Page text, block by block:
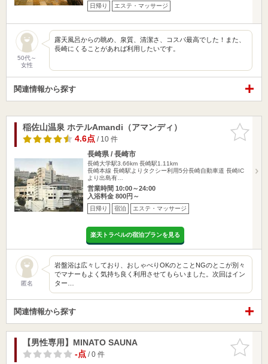
日帰り エステ・マッサージ
50代～
女性
露天風呂からの眺め、泉質、清潔さ、コスパ最高でした！また、
長崎にくることがあれば利用したいです。
関連情報から探す
お気に入
りに追加
稲佐山温泉 ホテルAmandi（アマンディ）
4.6点/ 10 件
長崎県 / 長崎市
長崎大学駅3.66km 長崎駅1.11km
長崎本線 長崎駅よりタクシー利用5分長崎自動車道 長崎IC
より出島有…
営業時間 10:00～24:00
入浴料金 800円～
日帰り 宿泊 エステ・マッサージ
楽天トラベルの宿泊プランを見る
匿名
岩盤浴は広々しており、おしゃべりOKのとことNGのとこが別々
でマナーもよく気持ち良く利用させてもらいました。次回はイン
ター…
関連情報から探す
お気に入
りに追加
【男性専用】MINATO SAUNA
-点/ 0 件